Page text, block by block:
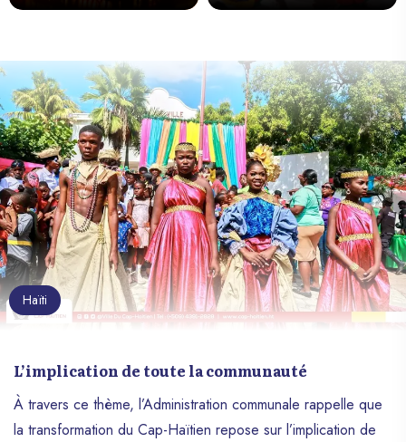
Haïti
L’implication de toute la communauté
À travers ce thème, l’Administration communale rappelle que
la transformation du Cap-Haïtien repose sur l’implication de